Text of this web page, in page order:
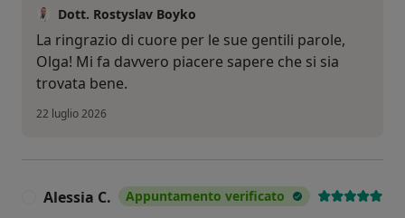
Dott. Rostyslav Boyko
La ringrazio di cuore per le sue gentili parole,
Olga! Mi fa davvero piacere sapere che si sia
trovata bene.
22 luglio 2026
Alessia C. Appuntamento verificato